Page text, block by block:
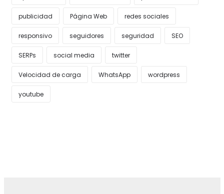
publicidad Página Web redes sociales
responsivo seguidores seguridad SEO
SERPs social media twitter
Velocidad de carga WhatsApp wordpress
youtube